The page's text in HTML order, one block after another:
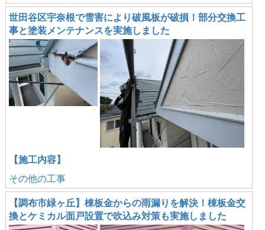
世田谷区宇奈根で雪害により破風板が破損！部分交換工
事と塗装メンテナンスを実施しました
【施工内容】
その他の工事
【調布市緑ヶ丘】棟板金からの雨漏りを解決！棟板金交
換とケミカル面戸設置で吹込み対策も実施しました